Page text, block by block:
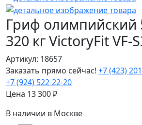
Гриф олимпийский
320 кг VictoryFit VF-
Артикул: 18657
Заказать прямо сейчас! +7 (423)
+7 (924) 522-22-20
Цена 13 300₽
В наличии в Москве